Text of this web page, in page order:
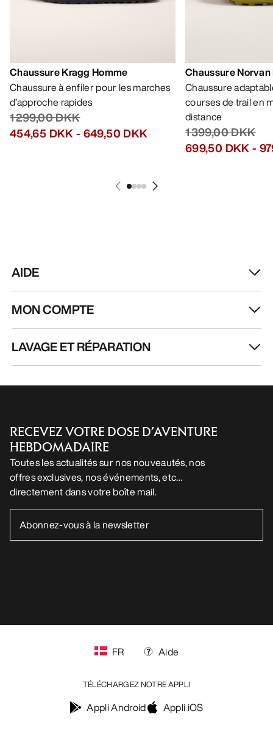
Chaussure Kragg Homme
Chaussure à enfiler pour les marches
d’approche rapides
1 299,00 DKK
454,65 DKK- 649,50 DKK
Chaussure
Chaussure
courses de trail en
distance
1 399,00 DKK
699,50 DKK-
AIDE
MON COMPTE
LAVAGE ET RÉPARATION
RECEVEZ VOTRE DOSE D’AVENTURE
HEBDOMADAIRE
Toutes les actualités sur nos nouveautés, nos
offres exclusives, nos événements, etc…
directement dans votre boîte mail.
FR Aide
TÉLÉCHARGEZ NOTRE APPLI
Appli Android Appli iOS